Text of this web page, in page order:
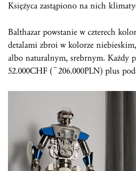
Księżyca zastąpiono na nich
Balthazar powstanie w czterech
detalami zbroi w kolorze
albo naturalnym, srebrnym. Każdy
52.000CHF (~206.000PLN) plus